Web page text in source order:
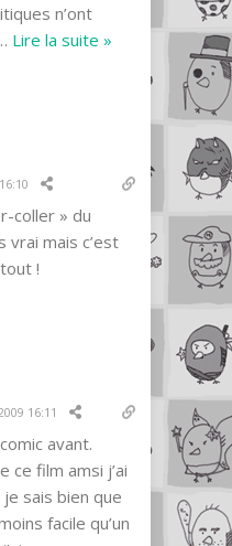
n’ont
Lire la suite »
coller » du
vrai mais c’est
!
16:11
avant.
ce film amsi j’ai
sais bien que
facile qu’un